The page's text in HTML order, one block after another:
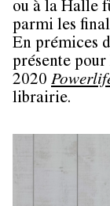
ou à la Halle
parmi les
En prémices
présente
2020
librairie.